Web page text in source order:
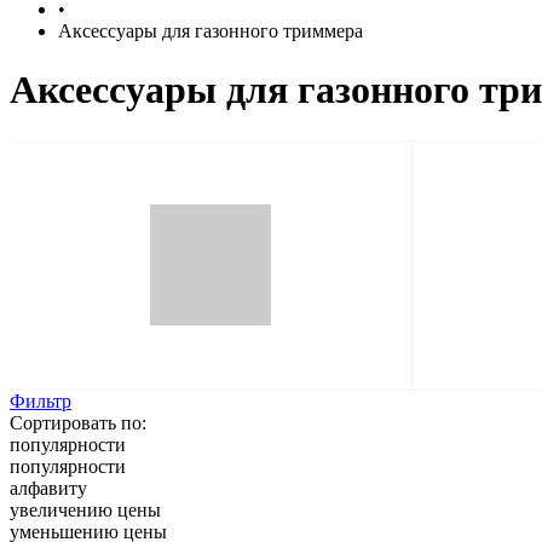
•
Аксессуары для газонного триммера
Аксессуары для газонного
Фильтр
Сортировать по:
популярности
популярности
алфавиту
увеличению цены
уменьшению цены